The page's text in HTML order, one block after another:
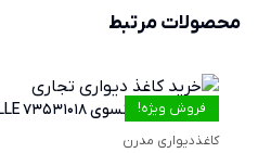
محصولات مرتبط
فروش ویژه!
کاغذدیواری فرانسوی 73531018 Shadows/MARSEILLE
کاغذدیواری مدرن